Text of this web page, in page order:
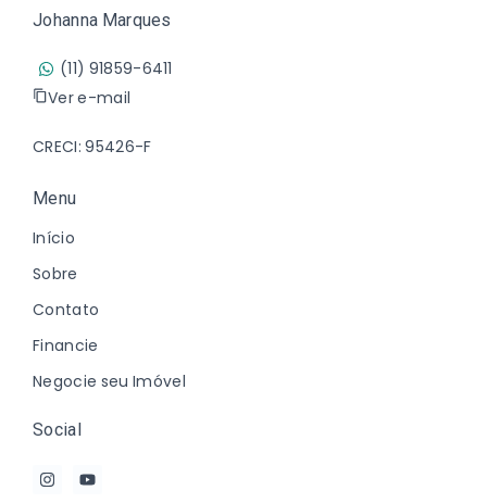
Johanna Marques
(11) 91859-6411
Ver e-mail
CRECI: 95426-F
Menu
Início
Sobre
Contato
Financie
Negocie seu Imóvel
Social